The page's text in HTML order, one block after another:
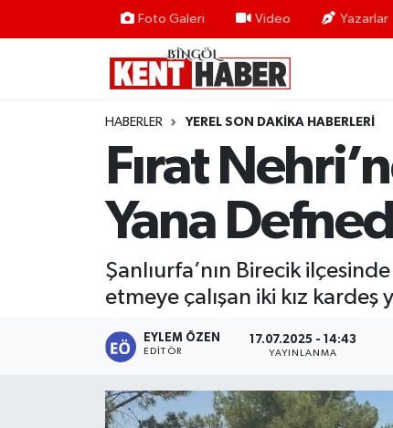
Foto Galeri Video Yazarlar
HABERLER YEREL SON DAKIKA HABERLERI
Fırat
Yana
Şanlıurfa’nın Birecik
etmeye çalışan iki kız
EYLEM ÖZEN
EDITÖR
17.07.2025 - 14:43
YAYINLANMA
BİLİM-TEKNOLOJİ
GÜNDEM
KARLIOVA
Bingöl Nöbetçi Eczaneler
Bingöl Hava Durumu
Bingöl Namaz Vakitleri
Bingöl Trafik Yoğunluk Haritası
Tüm Manşetler
Son Dakika Haberleri
Haber Arşivi